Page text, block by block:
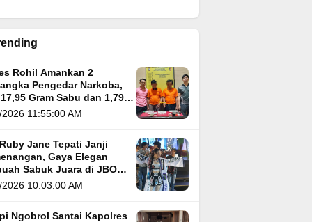
Rohil Amankan 2
Pengedar Narkoba,
Gram Sabu dan 1,79
Ganja11:55:00 AM
Jane Tepati Janji
Gaya Elegan
Sabuk Juara di JBO
10:03:00 AM
Ngobrol Santai Kapolres